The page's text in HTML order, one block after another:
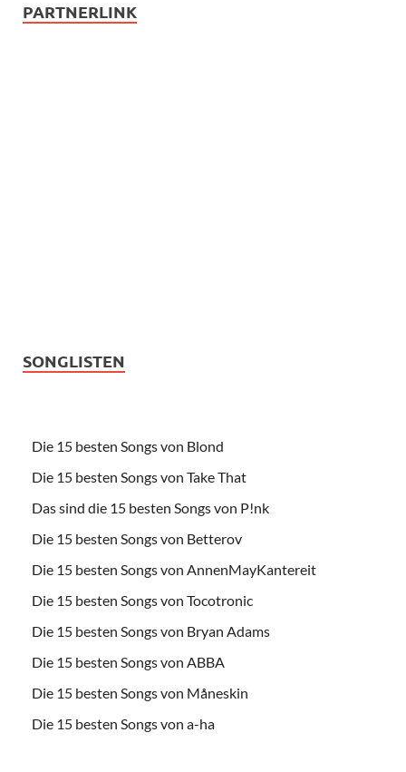
PARTNERLINK
SONGLISTEN
Die 15 besten Songs von Blond
Die 15 besten Songs von Take That
Das sind die 15 besten Songs von P!nk
Die 15 besten Songs von Betterov
Die 15 besten Songs von AnnenMayKantereit
Die 15 besten Songs von Tocotronic
Die 15 besten Songs von Bryan Adams
Die 15 besten Songs von ABBA
Die 15 besten Songs von Måneskin
Die 15 besten Songs von a-ha